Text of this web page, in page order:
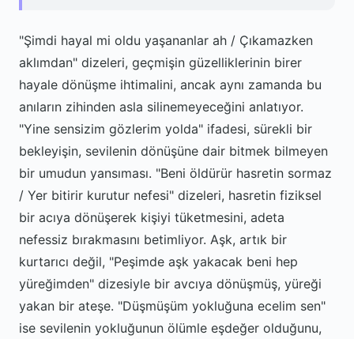
"Şimdi hayal mi oldu yaşananlar ah / Çıkamazken
aklımdan" dizeleri, geçmişin güzelliklerinin birer
hayale dönüşme ihtimalini, ancak aynı zamanda bu
anıların zihinden asla silinemeyeceğini anlatıyor.
"Yine sensizim gözlerim yolda" ifadesi, sürekli bir
bekleyişin, sevilenin dönüşüne dair bitmek bilmeyen
bir umudun yansıması. "Beni öldürür hasretin sormaz
/ Yer bitirir kurutur nefesi" dizeleri, hasretin fiziksel
bir acıya dönüşerek kişiyi tüketmesini, adeta
nefessiz bırakmasını betimliyor. Aşk, artık bir
kurtarıcı değil, "Peşimde aşk yakacak beni hep
yüreğimden" dizesiyle bir avcıya dönüşmüş, yüreği
yakan bir ateşe. "Düşmüşüm yokluğuna ecelim sen"
ise sevilenin yokluğunun ölümle eşdeğer olduğunu,